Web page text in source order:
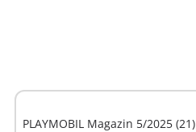
PLAYMOBIL Magazin 5/2025 (21)